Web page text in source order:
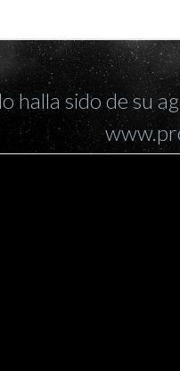
halla sido de su